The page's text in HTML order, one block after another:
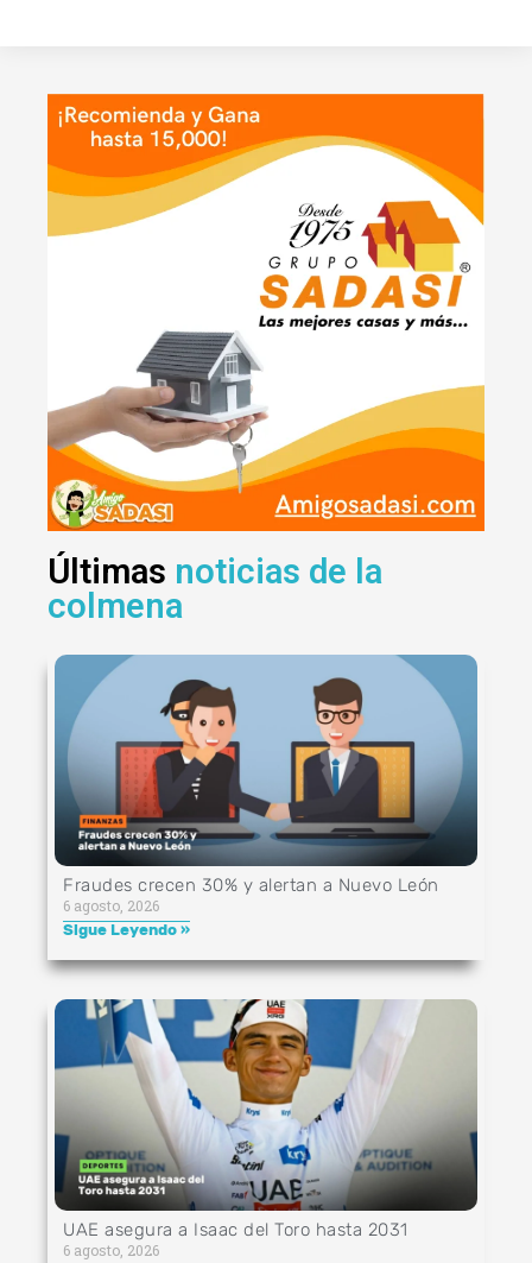
Últimas noticias de la
colmena
Fraudes crecen 30% y alertan a Nuevo León
6 agosto, 2026
Sigue Leyendo »
UAE asegura a Isaac del Toro hasta 2031
6 agosto, 2026